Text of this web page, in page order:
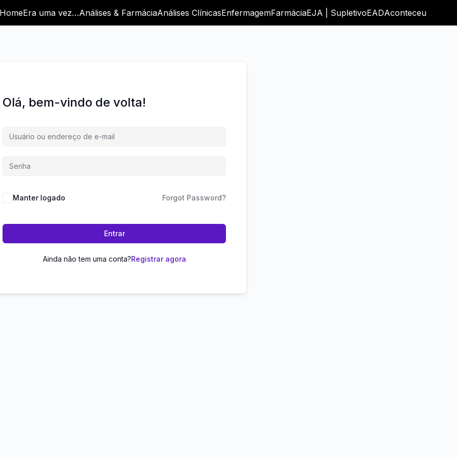
HomeEra uma vez…Análises & FarmáciaAnálises ClínicasEnfermagemFarmáciaEJA | SupletivoEADAconteceu
Olá, bem-vindo de volta!
Manter logado Forgot Password?
Entrar
Ainda não tem uma conta?Registrar agora